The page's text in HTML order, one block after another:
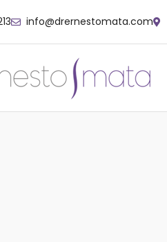
info@drernestomata.com